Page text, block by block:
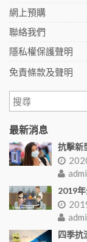
網上預購
聯絡我們
隱私權保護聲明
免責條款及聲明
最新消息
抗擊新
2019
四季抗